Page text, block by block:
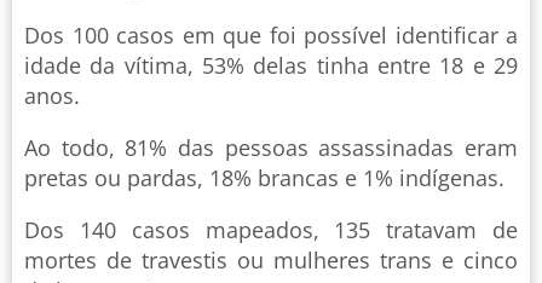
Dos 100 casos em que foi possível identificar a
idade da vítima, 53% delas tinha entre 18 e 29
anos.
Ao todo, 81% das pessoas assassinadas eram
pretas ou pardas, 18% brancas e 1% indígenas.
Dos 140 casos mapeados, 135 tratavam de
mortes de travestis ou mulheres trans e cinco